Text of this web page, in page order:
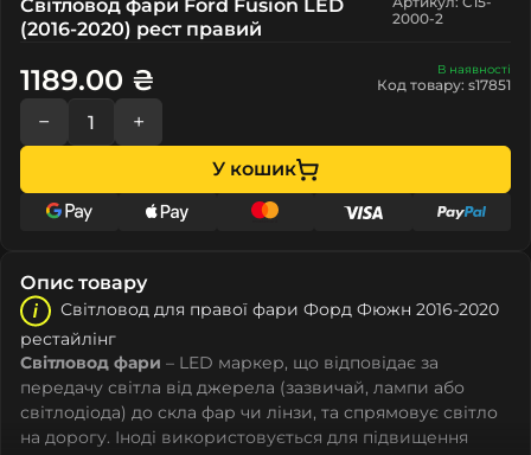
Світловод фари Ford Fusion LED
(2016-2020) рест правий
2000-2
В наявності
Код товару: s17851
1189.00 ₴
− +
У кошик
Опис товару
Світловод для правої фари Форд Фюжн 2016-2020
рестайлінг
Світловод фари – LED маркер, що відповідає за
передачу світла від джерела (зазвичай, лампи або
світлодіода) до скла фар чи лінзи, та спрямовує світло
на дорогу. Іноді використовується для підвищення